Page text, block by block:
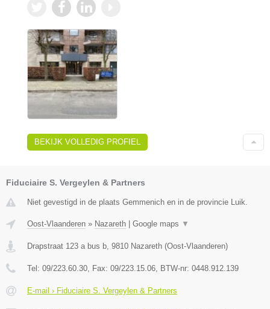
BEKIJK VOLLEDIG PROFIEL
Fiduciaire S. Vergeylen & Partners
Niet gevestigd in de plaats Gemmenich en in de provincie Luik.
Oost-Vlaanderen » Nazareth Google maps ▼
Drapstraat 123 a bus b, 9810 Nazareth (Oost-Vlaanderen)
Tel: 09/223.60.30, Fax: 09/223.15.06, BTW-nr: 0448.912.139
E-mail › Fiduciaire S. Vergeylen & Partners